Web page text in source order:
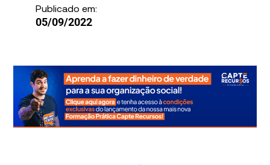
Publicado em:
05/09/2022